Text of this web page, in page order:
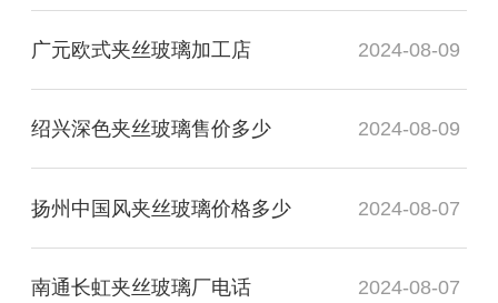
广元欧式夹丝玻璃加工店 2024-08-09
绍兴深色夹丝玻璃售价多少 2024-08-09
扬州中国风夹丝玻璃价格多少 2024-08-07
南通长虹夹丝玻璃厂电话 2024-08-07